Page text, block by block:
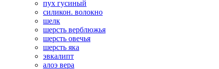
пух гусиный
силикон. волокно
шелк
шерсть верблюжья
шерсть овечья
шерсть яка
эвкалипт
алоэ вера